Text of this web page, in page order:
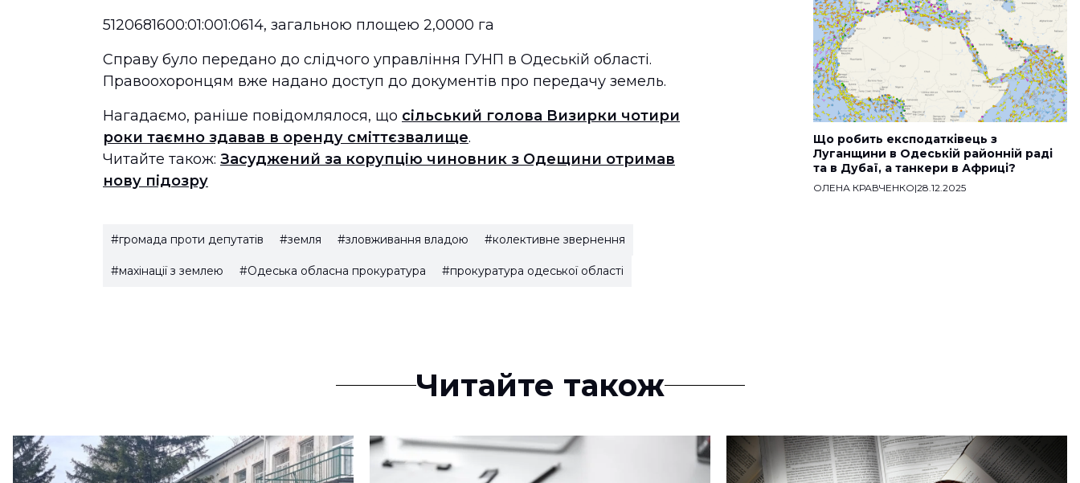
5120681600:01:001:0614, загальною площею 2,0000 га
Справу було передано до слідчого управління ГУНП в Одеській області.
Правоохоронцям вже надано доступ до документів про передачу земель.
Нагадаємо, раніше повідомлялося, що сільський голова Визирки чотири
роки таємно здавав в оренду сміттєзвалище.
Читайте також: Засуджений за корупцію чиновник з Одещини отримав
нову підозру
#громада проти депутатів #земля #зловживання владою #колективне звернення
#махінації з землею #Одеська обласна прокуратура #прокуратура одеської області
Що робить експодатківець з
Луганщини в Одеській районній раді
та в Дубаї, а танкери в Африці?
ОЛЕНА КРАВЧЕНКО|28.12.2025
Читайте також